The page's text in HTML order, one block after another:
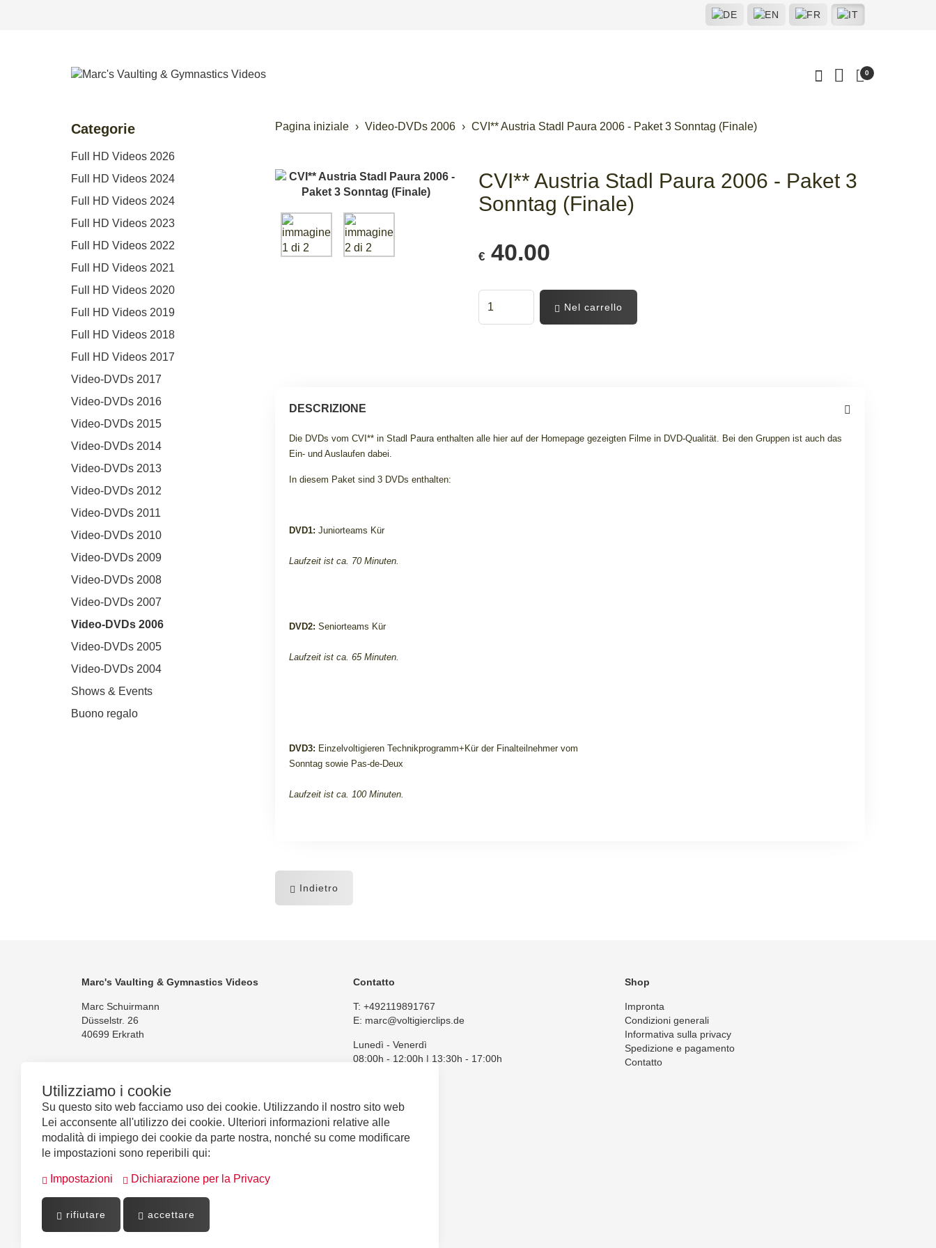
Utilizziamo i cookie
Su questo sito web facciamo uso dei cookie. Utilizzando il nostro sito web
Lei acconsente all'utilizzo dei cookie. Ulteriori informazioni relative alle
modalità di impiego dei cookie da parte nostra, nonché su come modificare
le impostazioni sono reperibili qui:
Impostazioni Dichiarazione per la Privacy
rifiutare accettare
0
Pagina iniziale Video-DVDs 2006 CVI** Austria Stadl Paura 2006 - Paket 3 Sonntag (Finale)
CVI** Austria Stadl Paura 2006 - Paket 3
Sonntag (Finale)
€ 40.00
Nel carrello
DESCRIZIONE
Die DVDs vom CVI** in Stadl Paura enthalten alle hier auf der Homepage gezeigten Filme in DVD-Qualität. Bei den Gruppen ist auch das
Ein- und Auslaufen dabei.
In diesem Paket sind 3 DVDs enthalten:
DVD1: Juniorteams Kür
Laufzeit ist ca. 70 Minuten.
DVD2: Seniorteams Kür
Laufzeit ist ca. 65 Minuten.
DVD3: Einzelvoltigieren Technikprogramm+Kür der Finalteilnehmer vom
Sonntag sowie Pas-de-Deux
Laufzeit ist ca. 100 Minuten.
Indietro
Categorie
Full HD Videos 2026
Full HD Videos 2024
Full HD Videos 2024
Full HD Videos 2023
Full HD Videos 2022
Full HD Videos 2021
Full HD Videos 2020
Full HD Videos 2019
Full HD Videos 2018
Full HD Videos 2017
Video-DVDs 2017
Video-DVDs 2016
Video-DVDs 2015
Video-DVDs 2014
Video-DVDs 2013
Video-DVDs 2012
Video-DVDs 2011
Video-DVDs 2010
Video-DVDs 2009
Video-DVDs 2008
Video-DVDs 2007
Video-DVDs 2006
Video-DVDs 2005
Video-DVDs 2004
Shows & Events
Buono regalo
Marc's Vaulting & Gymnastics Videos
Marc Schuirmann
Düsselstr. 26
40699 Erkrath
Contatto
T: +492119891767
E: marc@voltigierclips.de
Lunedì - Venerdì
08:00h - 12:00h | 13:30h - 17:00h
Shop
Impronta
Condizioni generali
Informativa sulla privacy
Spedizione e pagamento
Contatto
Seguiteci
Powered byPepperShop